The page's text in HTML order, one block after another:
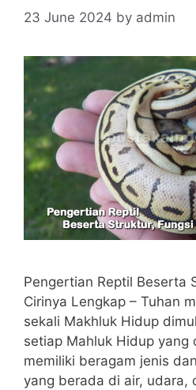
23 June 2024 by admin
Pengertian Reptil Beserta
Cirinya Lengkap – Tuhan
sekali Makhluk Hidup
setiap Mahluk Hidup yang
memiliki beragam jenis
yang berada di air, udara,